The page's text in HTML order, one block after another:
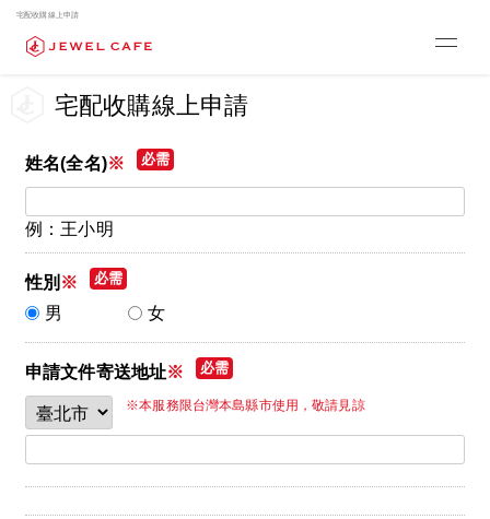
宅配收購線上申請
宅配收購線上申請
姓名(全名)※
例：王小明
性別 ※
男
女
申請文件寄送地址※
※本服務限台灣本島縣市使用，敬請見諒